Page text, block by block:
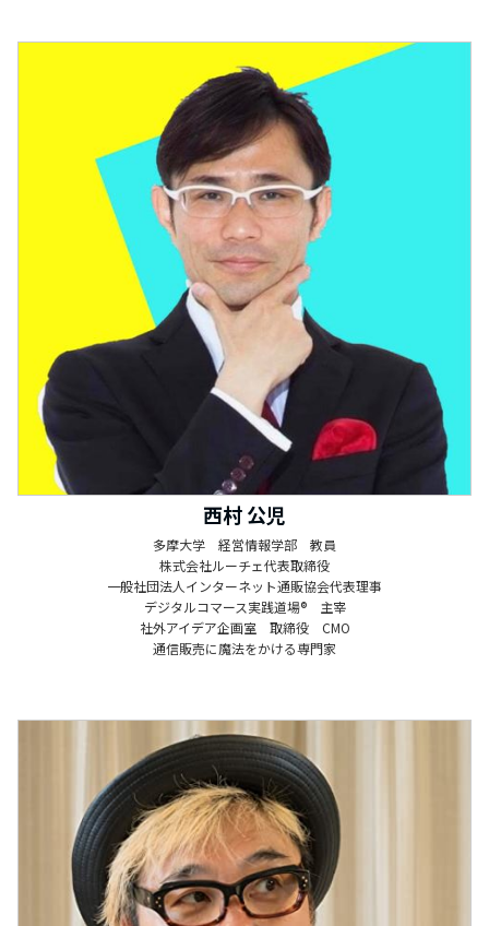
西村 公児
多摩大学 経営情報学部 教員
株式会社ルーチェ代表取締役
一般社団法人インターネット通販協会代表理事
デジタルコマース実践道場®️ 主宰
社外アイデア企画室 取締役 CMO
通信販売に魔法をかける専門家